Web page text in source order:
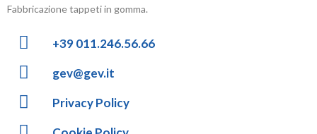
Fabbricazione tappeti in gomma.
+39 011.246.56.66
gev@gev.it
Privacy Policy